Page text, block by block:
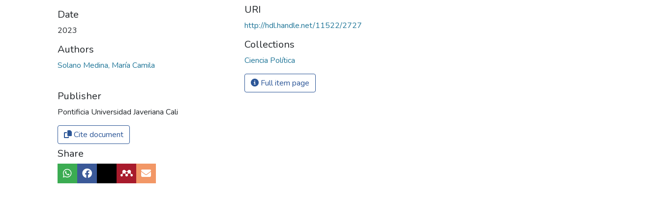
Date
2023
Authors
Solano Medina, María Camila
Publisher
Pontificia Universidad Javeriana Cali
Cite document
Share
URI
http://hdl.handle.net/11522/2727
Collections
Ciencia Política
Full item page